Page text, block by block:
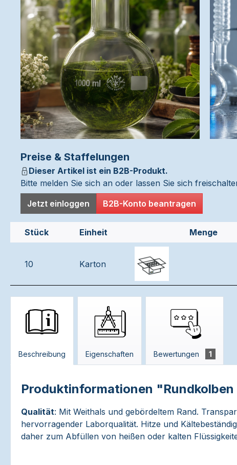
Preise & Staffelungen
Dieser Artikel ist ein B2B-Produkt.
Bitte melden Sie sich an oder lassen Sie sich
Jetzt einloggen
B2B-Konto beantragen
Stück Einheit Menge
10 Karton
Beschreibung Eigenschaften Bewertungen 1
Produktinformationen
Qualität: Mit Weithals und gebördeltem Rand.
hervorragender Laborqualität. Hitze und
daher zum Abfüllen von heißen oder kalten